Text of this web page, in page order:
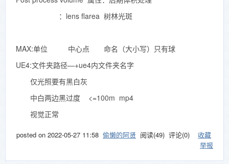
：lens flarea 树林光斑
MAX:单位 中心点 命名（大小写）只有球
UE4:文件夹路径—+ue4内文件夹名字
仅光照要有黑白灰
中白两边黑过度 <=100m mp4
视觉正常
posted on 2022-05-27 11:58 偷懒的阿贤 阅读(49) 评论(0) 收藏
举报